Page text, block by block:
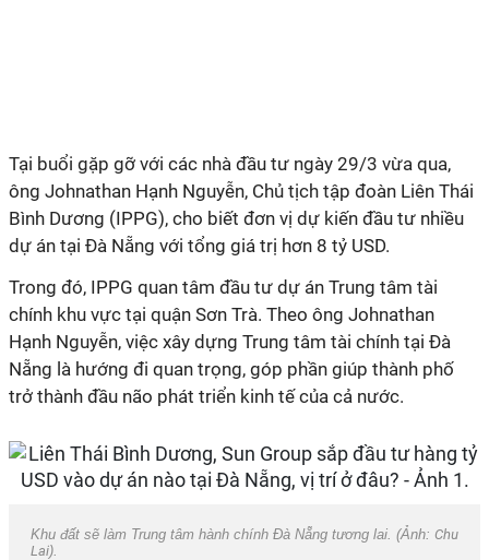
Tại buổi gặp gỡ với các nhà đầu tư ngày 29/3 vừa qua,
ông Johnathan Hạnh Nguyễn, Chủ tịch tập đoàn Liên Thái
Bình Dương (IPPG), cho biết đơn vị dự kiến đầu tư nhiều
dự án tại Đà Nẵng với tổng giá trị hơn 8 tỷ USD.
Trong đó, IPPG quan tâm đầu tư dự án Trung tâm tài
chính khu vực tại quận Sơn Trà. Theo ông Johnathan
Hạnh Nguyễn, việc xây dựng Trung tâm tài chính tại Đà
Nẵng là hướng đi quan trọng, góp phần giúp thành phố
trở thành đầu não phát triển kinh tế của cả nước.
Khu đất sẽ làm Trung tâm hành chính Đà Nẵng tương lai. (Ảnh: Chu
Lai).